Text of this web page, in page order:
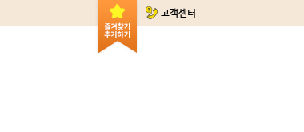
고객센터